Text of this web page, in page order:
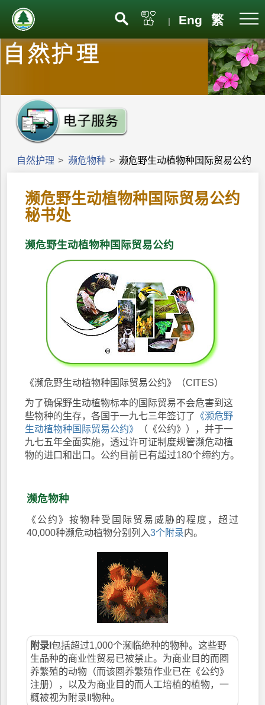
| Eng 繁
自然护理 > 濒危物种 > 濒危野生动植物种国际贸易公约
濒危野生动植物种国际贸易公约
秘书处
濒危野生动植物种国际贸易公约
《濒危野生动植物种国际贸易公约》（CITES）
为了确保野生动植物标本的国际贸易不会危害到这
些物种的生存，各国于一九七三年签订了
《濒危野
生动植物种国际贸易公约》
（《公约》），并于一
九七五年全面实施，透过许可证制度规管濒危动植
物的进口和出口。公约目前已有超过180个缔约方。
濒危物种
《公约》按物种受国际贸易威胁的程度，超过
40,000种濒危动植物分别列入3个附录内。
附录I包括超过1,000个濒临绝种的物种。这些野
生品种的商业性贸易已被禁止。为商业目的而圈
养繁殖的动物（而该圈养繁殖作业已在《公约》
注册），以及为商业目的而人工培植的植物，一
概被视为附录II物种。